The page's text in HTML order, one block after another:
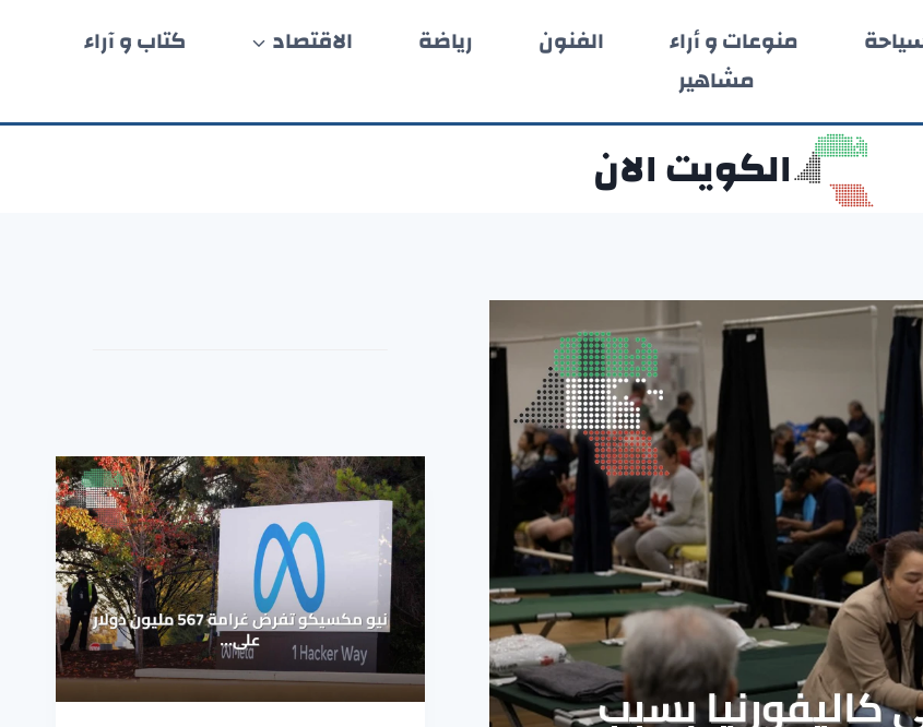
منوعات و أراء الفنون رياضة الاقتصاد
كتاب و آراء
مشاهير
الكويت الان